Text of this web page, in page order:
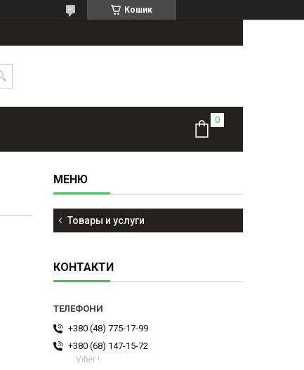
Кошик
Товары и услуги
КОНТАКТИ
+380 (48) 775-17-99
+380 (68) 147-15-72
Viber !